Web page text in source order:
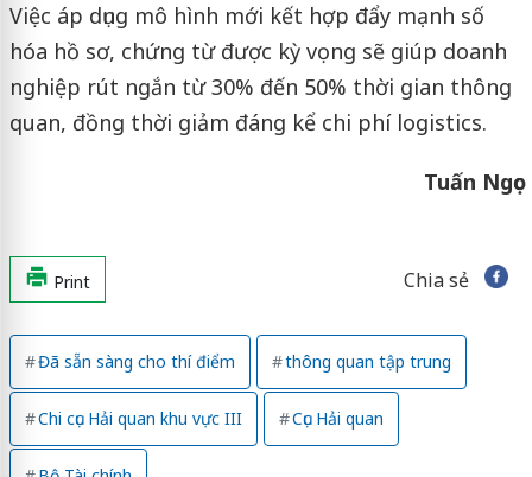
Việc áp dụng mô hình mới kết hợp đẩy mạnh số
hóa hồ sơ, chứng từ được kỳ vọng sẽ giúp doanh
nghiệp rút ngắn từ 30% đến 50% thời gian thông
quan, đồng thời giảm đáng kể chi phí logistics.
Tuấn Ngọc
Print Chia sẻ
Đã sẵn sàng cho thí điểm thông quan tập trung
Chi cục Hải quan khu vực III Cục Hải quan